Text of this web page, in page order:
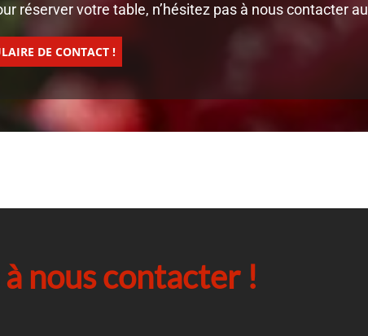
réserver votre table, n’hésitez pas à nous contacter au
DE CONTACT !
à nous contacter !